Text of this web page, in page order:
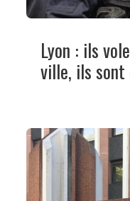
Lyon : ils
ville, ils sont